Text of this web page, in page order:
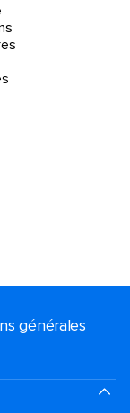
générales